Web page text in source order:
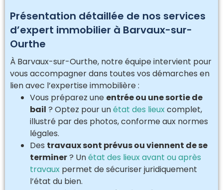
Présentation détaillée de nos services
d’expert immobilier à Barvaux-sur-
Ourthe
À Barvaux-sur-Ourthe, notre équipe intervient pour
vous accompagner dans toutes vos démarches en
lien avec l’expertise immobilière :
Vous préparez une entrée ou une sortie de
bail ? Optez pour unétat des lieuxcomplet,
illustré par des photos, conforme aux normes
légales.
Des travaux sont prévus ou viennent de se
terminer? Unétat des lieux avant ou après
travaux permet de sécuriser juridiquement
l’état du bien.